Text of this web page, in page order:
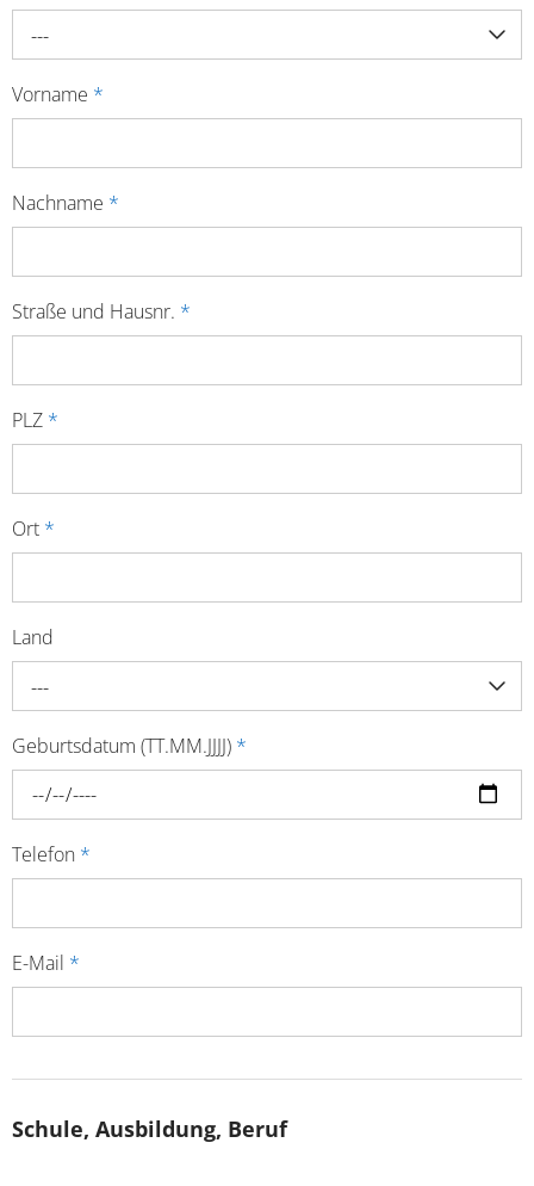
---
Vorname *
Nachname *
Straße und Hausnr. *
PLZ *
Ort *
Land
---
Geburtsdatum (TT.MM.JJJJ) *
Telefon *
E-Mail *
Schule, Ausbildung, Beruf